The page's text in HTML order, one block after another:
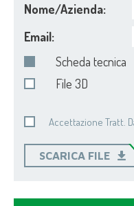
Nome/Azienda:
Email:
Scheda tecnica
File 3D
Accettazione Tratt.
SCARICA FILE